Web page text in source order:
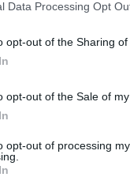
Data Processing Opt
opt-out of the Sharing of
opt-out of the Sale of
opt-out of processing